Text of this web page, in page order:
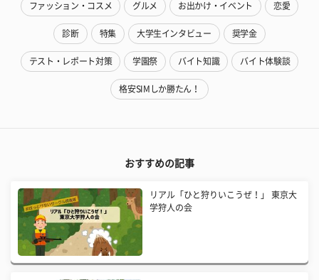
ファッション・コスメ グルメ お出かけ・イベント 恋愛
診断 特集 大学生インタビュー 奨学金
テスト・レポート対策 学園祭 バイト知識 バイト体験談
格安SIMしか勝たん！
おすすめの記事
リアル「ひと狩りいこうぜ！」 東京大
学狩人の会